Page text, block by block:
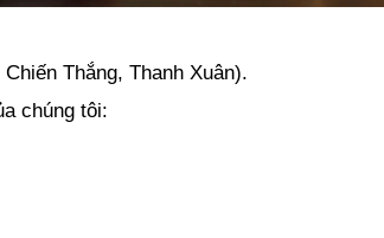
Thắng, Thanh Xuân).
chúng tôi: